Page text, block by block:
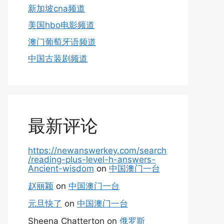
新加坡cna频道
美国hbo电影频道
澳门葡萄牙语频道
中国古装剧频道
最新评论
https://newanswerkey.com/search
/reading-plus-level-h-answers-
Ancient-wisdom on 中国澳门一台
赵丽颖 on 中国澳门一台
元旦快了 on 中国澳门一台
Sheena Chatterton on 俄罗斯